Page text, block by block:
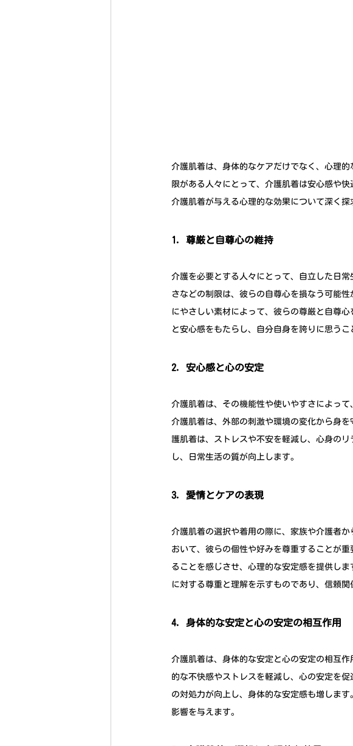
介護肌着は、身体的なケアだけでなく、心理
限がある人々にとって、介護肌着は安心感や
介護肌着が与える心理的な効果について深く
1. 尊厳と自尊心の維持
介護を必要とする人々にとって、自立した日
さなどの制限は、彼らの自尊心を損なう可能
にやさしい素材によって、彼らの尊厳と自尊
と安心感をもたらし、自分自身を誇りに思うこ
2. 安心感と心の安定
介護肌着は、その機能性や使いやすさによっ
介護肌着は、外部の刺激や環境の変化から身
護肌着は、ストレスや不安を軽減し、心身の
し、日常生活の質が向上します。
3. 愛情とケアの表現
介護肌着の選択や着用の際に、家族や介護者
おいて、彼らの個性や好みを尊重することが
ることを感じさせ、心理的な安定感を提供し
に対する尊重と理解を示すものであり、信頼関
4. 身体的な安定と心の安定の相互作用
介護肌着は、身体的な安定と心の安定の相互
的な不快感やストレスを軽減し、心の安定を
の対処力が向上し、身体的な安定感も増しま
影響を与えます。